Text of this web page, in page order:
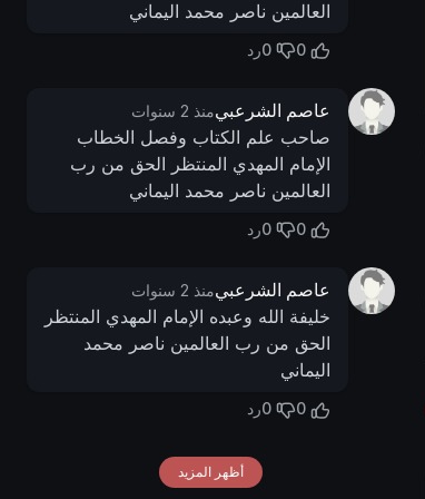
العالمين ناصر محمد اليماني
0
0رد
عاصم الشرعبيمنذ 2 سنوات
صاحب علم الكتاب وفصل الخطاب
الإمام المهدي المنتظر الحق من رب
العالمين ناصر محمد اليماني
0
0رد
عاصم الشرعبيمنذ 2 سنوات
خليفة الله وعبده الإمام المهدي المنتظر
الحق من رب العالمين ناصر محمد
اليماني
0
0رد
أظهر المزيد